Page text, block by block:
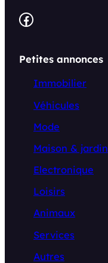
Facebook
Petites annonces
Immobilier
Véhicules
Mode
Maison & jardin
Electronique
Loisirs
Animaux
Services
Autres